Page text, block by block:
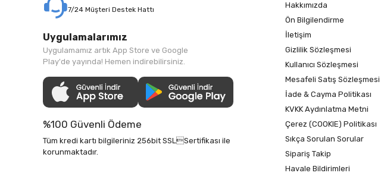
7/24 Müşteri Destek Hattı
Uygulamalarımız
Uygulamamız artık App Store ve Google
Play'de yayında! Hemen indirebilirsiniz.
%100 Güvenli Ödeme
Tüm kredi kartı bilgileriniz 256bit SSLSertifikası ile
korunmaktadır.
Hakkımızda
Ön Bilgilendirme
İletişim
Gizlilik Sözleşmesi
Kullanıcı Sözleşmesi
Mesafeli Satış Sözleşmesi
İade & Cayma Politikası
KVKK Aydınlatma Metni
Çerez (COOKIE) Politikası
Sıkça Sorulan Sorular
Sipariş Takip
Havale Bildirimleri